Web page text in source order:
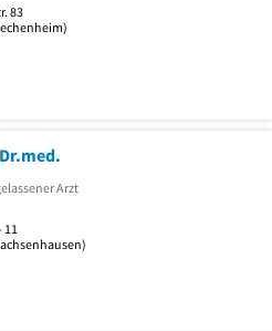
83
Arzt
11